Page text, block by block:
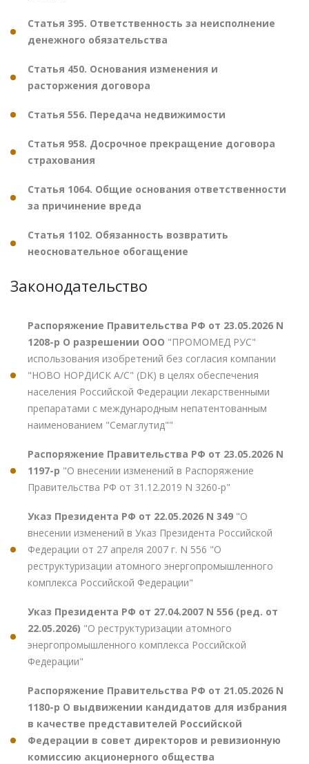
Статья 395. Ответственность за неисполнение
денежного обязательства
Статья 450. Основания изменения и
расторжения договора
Статья 556. Передача недвижимости
Статья 958. Досрочное прекращение договора
страхования
Статья 1064. Общие основания ответственности
за причинение вреда
Статья 1102. Обязанность возвратить
неосновательное обогащение
Законодательство
Распоряжение Правительства РФ от 23.05.2026 N
1208-р О разрешении ООО "ПРОМОМЕД РУС"
использования изобретений без согласия компании
"НОВО НОРДИСК А/С" (DK) в целях обеспечения
населения Российской Федерации лекарственными
препаратами с международным непатентованным
наименованием "Семаглутид""
Распоряжение Правительства РФ от 23.05.2026 N
1197-р "О внесении изменений в Распоряжение
Правительства РФ от 31.12.2019 N 3260-р"
Указ Президента РФ от 22.05.2026 N 349 "О
внесении изменений в Указ Президента Российской
Федерации от 27 апреля 2007 г. N 556 "О
реструктуризации атомного энергопромышленного
комплекса Российской Федерации"
Указ Президента РФ от 27.04.2007 N 556 (ред. от
22.05.2026) "О реструктуризации атомного
энергопромышленного комплекса Российской
Федерации"
Распоряжение Правительства РФ от 21.05.2026 N
1180-р О выдвижении кандидатов для избрания
в качестве представителей Российской
Федерации в совет директоров и ревизионную
комиссию акционерного общества